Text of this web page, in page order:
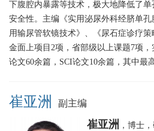
下腹腔内暴露等技术，极大地降低了
安全性。主编《实用泌尿外科经脐单
用输尿管软镜技术》、《尿石症诊疗
金面上项目2项，省部级以上课题7项
论文60余篇，SCI论文10余篇，其中最
崔亚洲 副主编
崔亚洲 ，博士